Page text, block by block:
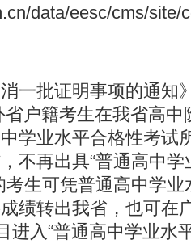
data/eesc/cms/site/
一批证明事项的通知
省户籍考生在我省高
学业水平合格性考试
不再出具“普通高中
考生可凭普通高中学
绩转出我省，也可在
进入“普通高中学业水